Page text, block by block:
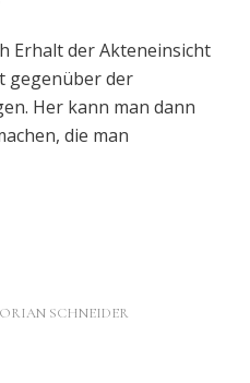
Erhalt der Akteneinsicht
gegenüber der
Her kann man dann
die man
SCHNEIDER